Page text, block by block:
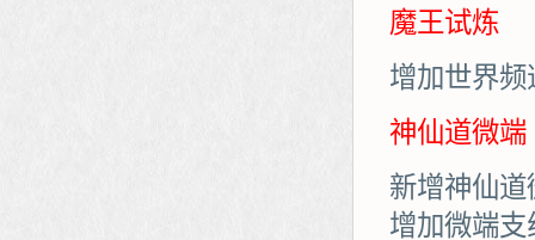
魔王试炼
增加世界
神仙道微端
新增神仙
增加微端